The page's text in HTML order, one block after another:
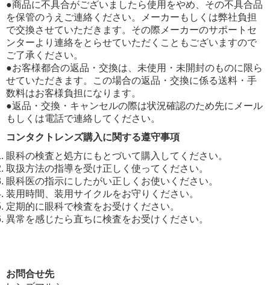
●商品に不具合がございましたら使用をやめ、その不具合品
を保管のうえご連絡ください。メーカーもしくは弊社負担
で交換させていただきます。その際メーカーのサポートセ
ンターより連絡をとらせていただくこともございますので
ご了承ください。
●お客様都合の返品・交換は、未使用・未開封のものに限ら
せていただきます。この場合の返品・交換に係る送料・手
数料はお客様負担になります。
●返品・交換・キャンセルの際は状況確認のため先にメール
もしくは電話で連絡してください。
コンタクトレンズ購入に関する遵守事項
眼科の検査と処方にもとづいて購入してください。
取扱方法の指導を受け正しく使ってください。
眼科医の指示にしたがい正しくお使いください。
装用時間、装用サイクルをお守りください。
定期的に眼科で検査をお受けください。
異常を感じたら直ちに検査をお受けください。
お問合せ先